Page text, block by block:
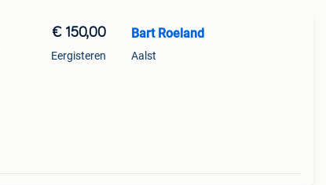
€ 150,00
Eergisteren
Bart Roeland
Aalst